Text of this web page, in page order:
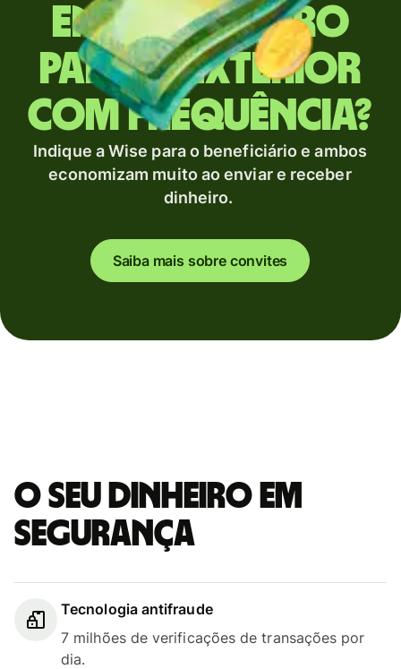
Envia dinheiro
para o exterior
com frequência?
Indique a Wise para o beneficiário e ambos
economizam muito ao enviar e receber
dinheiro.
Saiba mais sobre convites
O seu dinheiro em
segurança
Tecnologia antifraude
7 milhões de verificações de transações por
dia.